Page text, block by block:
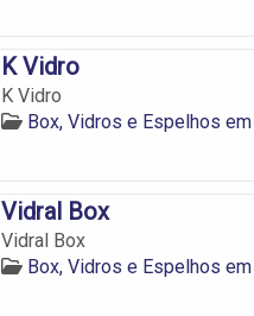
K Vidro
K Vidro
Box, Vidros e Espelhos
Vidral Box
Vidral Box
Box, Vidros e Espelhos